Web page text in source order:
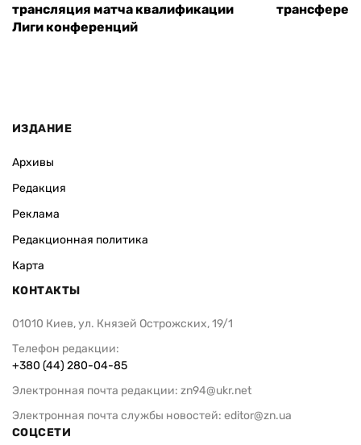
трансляция матча квалификации
Лиги конференций
трансфере
ИЗДАНИЕ
Архивы
Редакция
Реклама
Редакционная политика
Карта
КОНТАКТЫ
01010 Киев, ул. Князей Острожских, 19/1
Телефон редакции:
+380 (44) 280-04-85
Электронная почта редакции: zn94@ukr.net
Электронная почта службы новостей: editor@zn.ua
СОЦСЕТИ